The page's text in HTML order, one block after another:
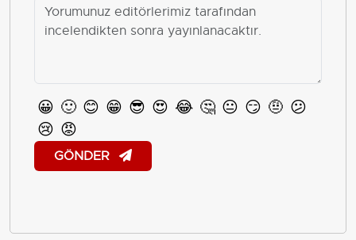
😀 🙂 😊 😁 😎 😍 😂 🤔 😐 😏 🤨 😕
😢 😡
GÖNDER